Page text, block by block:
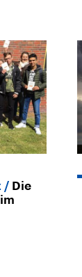
Die